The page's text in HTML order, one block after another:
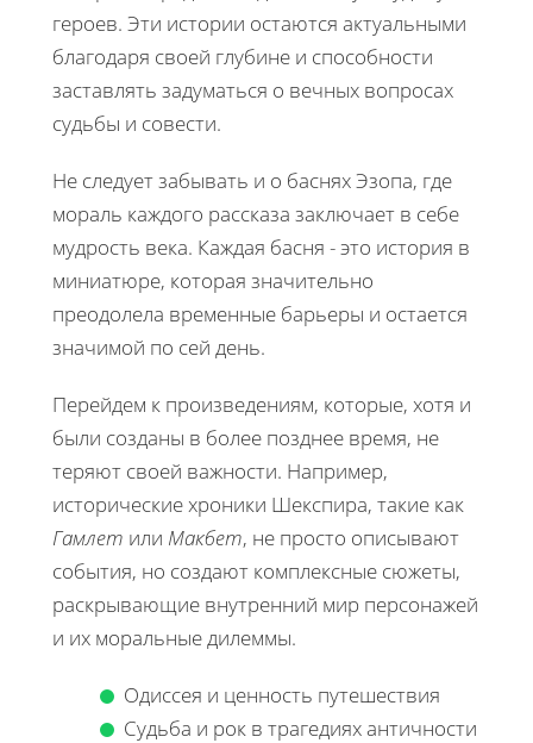
героев. Эти истории остаются актуальными
благодаря своей глубине и способности
заставлять задуматься о вечных вопросах
судьбы и совести.
Не следует забывать и о баснях Эзопа, где
мораль каждого рассказа заключает в себе
мудрость века. Каждая басня - это история в
миниатюре, которая значительно
преодолела временные барьеры и остается
значимой по сей день.
Перейдем к произведениям, которые, хотя и
были созданы в более позднее время, не
теряют своей важности. Например,
исторические хроники Шекспира, такие как
Гамлет или Макбет, не просто описывают
события, но создают комплексные сюжеты,
раскрывающие внутренний мир персонажей
и их моральные дилеммы.
Одиссея и ценность путешествия
Судьба и рок в трагедиях античности